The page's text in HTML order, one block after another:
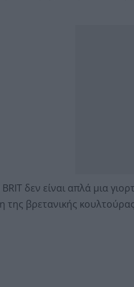
δεν είναι απλά μια
της βρετανικής